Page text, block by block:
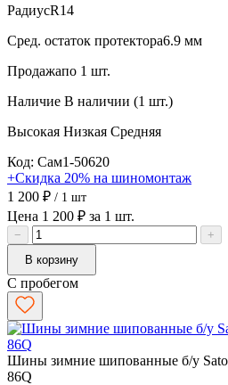
РадиусR14
Сред. остаток протектора6.9 мм
Продажапо 1 шт.
Наличие В наличии (1 шт.)
Высокая Низкая Средняя
Код: Сам1-50620
+Скидка 20% на шиномонтаж
1 200 ₽ / 1 шт
Цена 1 200 ₽ за 1 шт.
−
+
В корзину
С пробегом
Шины зимние шипованные б/у
86Q